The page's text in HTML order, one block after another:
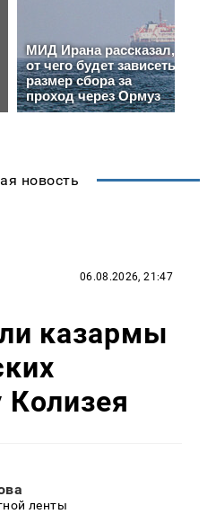
новость
06.08.2026, 21:47
казармы
ленты